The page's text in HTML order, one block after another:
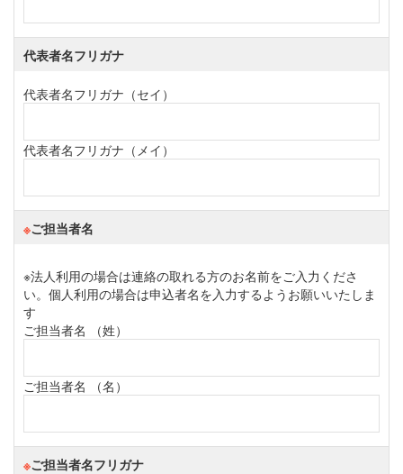
代表者名フリガナ
代表者名フリガナ（セイ）
代表者名フリガナ（メイ）
※ご担当者名
※法人利用の場合は連絡の取れる方のお名前をご入力くださ
い。個人利用の場合は申込者名を入力するようお願いいたしま
す
ご担当者名 （姓）
ご担当者名 （名）
※ご担当者名フリガナ